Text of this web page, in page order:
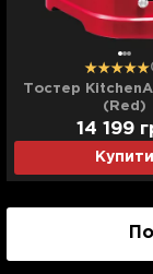
Тостер
(Red)
Купити
14 199